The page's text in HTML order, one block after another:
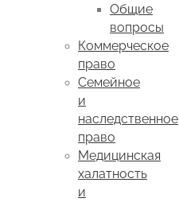
Общие
вопросы
Коммерческое
право
Семейное
и
наследственное
право
Медицинская
халатность
и